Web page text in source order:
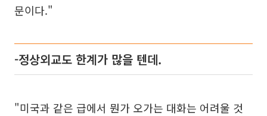
문이다."
-정상외교도 한계가 많을 텐데.
"미국과 같은 급에서 뭔가 오가는 대화는 어려울 것